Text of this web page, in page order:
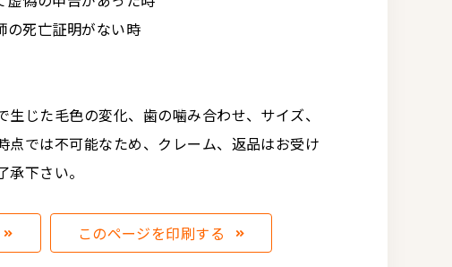
の死亡証明がない時
じた毛色の変化、歯の噛み合わせ、サイズ、
点では不可能なため、クレーム、返品はお受け
下さい。
このページを印刷する